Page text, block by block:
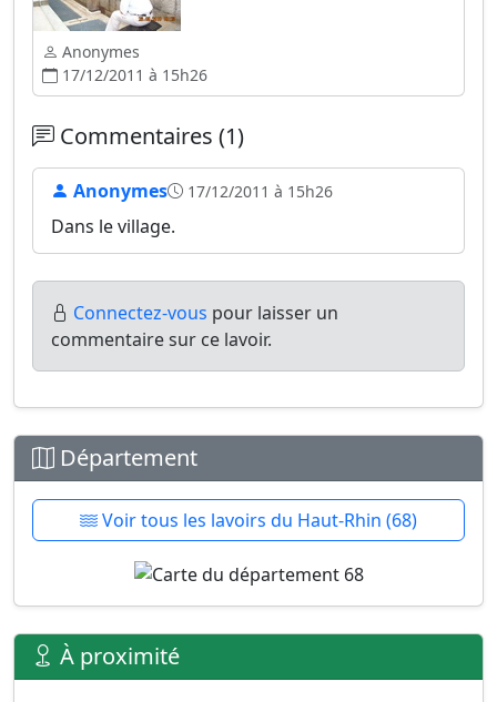
Anonymes
17/12/2011 à 15h26
Commentaires (1)
Anonymes 17/12/2011 à 15h26
Dans le village.
Connectez-vous pour laisser un
commentaire sur ce lavoir.
Département
Voir tous les lavoirs du Haut-Rhin (68)
À proximité